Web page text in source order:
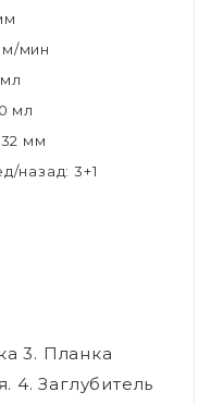
м/мин
мл
мм
назад: 3+1
3. Планка
4. Заглубитель